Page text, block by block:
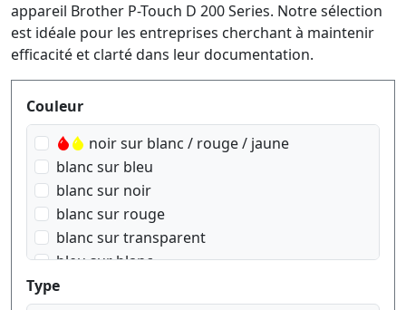
appareil Brother P-Touch D 200 Series. Notre sélection
est idéale pour les entreprises cherchant à maintenir
efficacité et clarté dans leur documentation.
Produktfilter
Couleur
noir sur blanc / rouge / jaune
blanc sur bleu
blanc sur noir
blanc sur rouge
blanc sur transparent
bleu sur blanc
bleu sur transparent
Type